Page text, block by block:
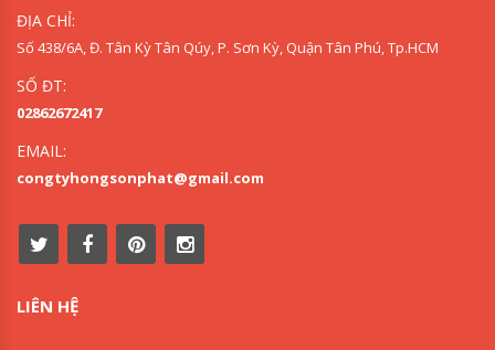
ĐỊA CHỈ:
Số 438/6A, Đ. Tân Kỳ Tân Qúy, P. Sơn Kỳ, Quận Tân Phú, Tp.HCM
SỐ ĐT:
02862672417
EMAIL:
congtyhongsonphat@gmail.com
LIÊN HỆ